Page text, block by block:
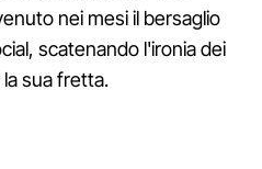
nei mesi il bersaglio
scatenando l'ironia dei
sua fretta.